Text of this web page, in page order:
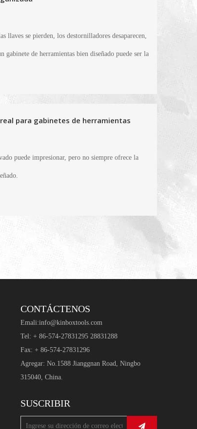
llaves se pierden, los destornilladores desaparecen,
gabinete de herramientas bien diseñado puede ser la
para gabinetes de herramientas
puede impresionar, pero no siempre ofrece la
CONTÁCTENOS
Emali:info@kinboxtools.com
Tel: + 86-574-27831295 28831288
Fax: + 86-574-27831296
Agregar: No.1588 Jianggnan Road, Ningbo
315040, China.
SUSCRIBIR